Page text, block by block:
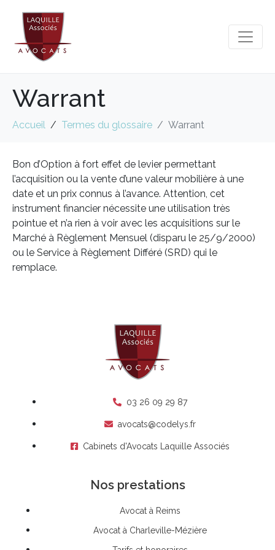
Warrant
Accueil Termes du glossaire Warrant
Bon d’Option à fort effet de levier permettant
l’acquisition ou la vente d’une valeur mobilière à une
date et un prix connus à l’avance. Attention, cet
instrument financier nécessite une utilisation très
pointue et n’a rien à voir avec les acquisitions sur le
Marché à Règlement Mensuel (disparu le 25/9/2000)
ou le Service à Règlement Différé (SRD) qui le
remplace.
03 26 09 29 87
avocats@codelys.fr
Cabinets d'Avocats Laquille Associés
Nos prestations
Avocat à Reims
Avocat à Charleville-Mézière